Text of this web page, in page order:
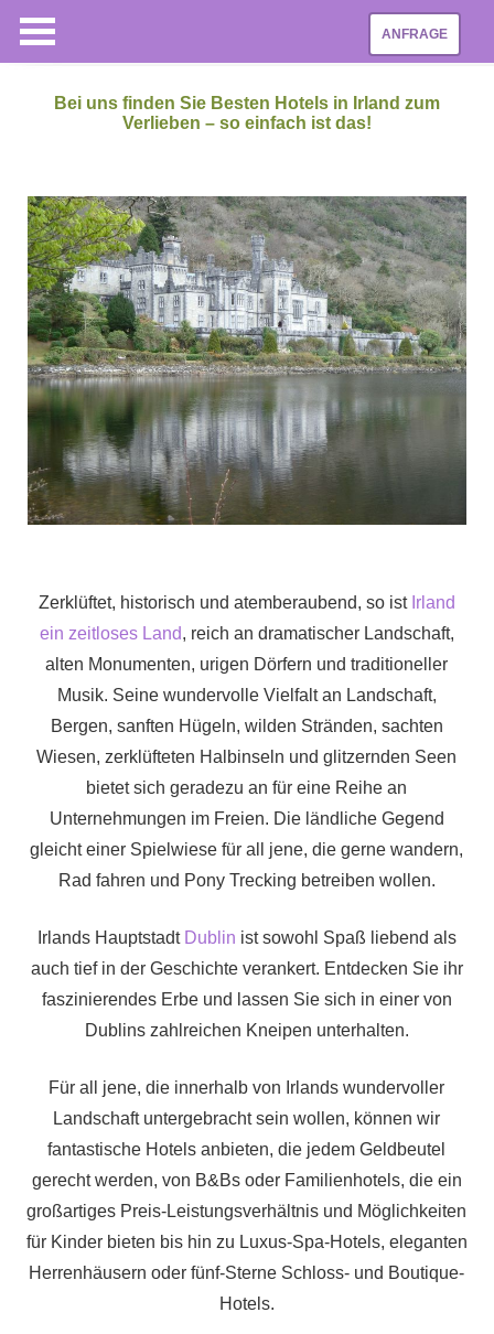
ANFRAGE
Bei uns finden Sie Besten Hotels in Irland zum
Verlieben – so einfach ist das!
Zerklüftet, historisch und atemberaubend, so ist Irland
ein zeitloses Land, reich an dramatischer Landschaft,
alten Monumenten, urigen Dörfern und traditioneller
Musik. Seine wundervolle Vielfalt an Landschaft,
Bergen, sanften Hügeln, wilden Stränden, sachten
Wiesen, zerklüfteten Halbinseln und glitzernden Seen
bietet sich geradezu an für eine Reihe an
Unternehmungen im Freien. Die ländliche Gegend
gleicht einer Spielwiese für all jene, die gerne wandern,
Rad fahren und Pony Trecking betreiben wollen.
Irlands Hauptstadt Dublin ist sowohl Spaß liebend als
auch tief in der Geschichte verankert. Entdecken Sie ihr
faszinierendes Erbe und lassen Sie sich in einer von
Dublins zahlreichen Kneipen unterhalten.
Für all jene, die innerhalb von Irlands wundervoller
Landschaft untergebracht sein wollen, können wir
fantastische Hotels anbieten, die jedem Geldbeutel
gerecht werden, von B&Bs oder Familienhotels, die ein
großartiges Preis-Leistungsverhältnis und Möglichkeiten
für Kinder bieten bis hin zu Luxus-Spa-Hotels, eleganten
Herrenhäusern oder fünf-Sterne Schloss- und Boutique-
Hotels.